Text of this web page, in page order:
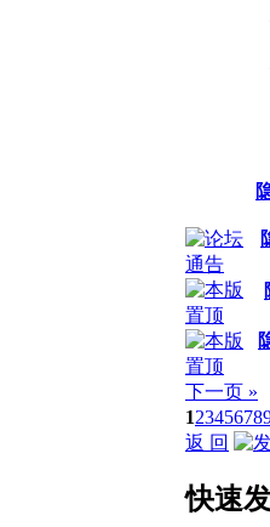
下一页 »
12345678
返 回
快速